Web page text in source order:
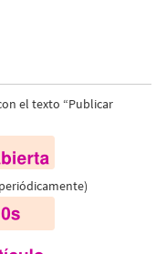
el texto “Publicar